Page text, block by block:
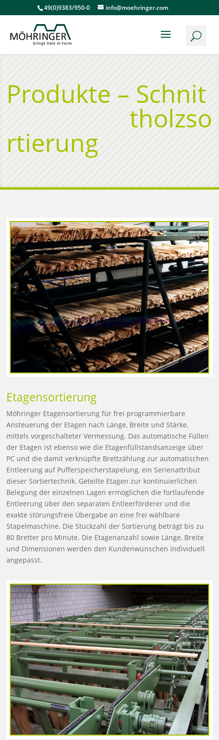
49(0)9383/950-0 info@moehringer.com
Produkte – Schnit
tholzso
rtierung
Etagensortierung
Möhringer Etagensortierung für frei programmierbare
Ansteuerung der Etagen nach Länge, Breite und Stärke,
mittels vorgeschalteter Vermessung. Das automatische Füllen
der Etagen ist ebenso wie die Etagenfüllstandsanzeige über
PC und die damit verknüpfte Brettzählung zur automatischen
Entleerung auf Pufferspeicherstapelung, ein Serienattribut
dieser Sortiertechnik. Geteilte Etagen zur kontinuierlichen
Belegung der einzelnen Lagen ermöglichen die fortlaufende
Entleerung über den separaten Entleerförderer und die
exakte störungsfreie Übergabe an eine frei wählbare
Stapelmaschine. Die Stückzahl der Sortierung beträgt bis zu
80 Bretter pro Minute. Die Etagenanzahl sowie Länge, Breite
und Dimensionen werden den Kundenwünschen individuell
angepasst.